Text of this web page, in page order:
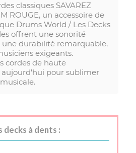
classiques SAVAREZ
ROUGE, un accessoire de
Drums World / Les Decks
offrent une sonorité
durabilité remarquable,
exigeants.
cordes de haute
pour sublimer
decks à dents :